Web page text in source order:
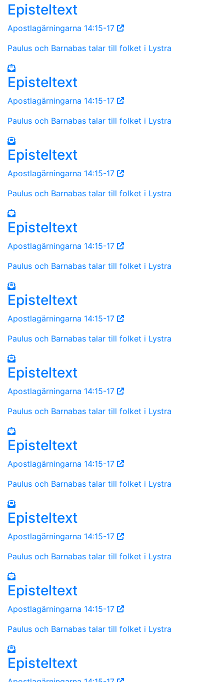
Episteltext
Apostlagärningarna 14:15-17
Paulus och Barnabas talar till folket i Lystra
Episteltext
Apostlagärningarna 14:15-17
Paulus och Barnabas talar till folket i Lystra
Episteltext
Apostlagärningarna 14:15-17
Paulus och Barnabas talar till folket i Lystra
Episteltext
Apostlagärningarna 14:15-17
Paulus och Barnabas talar till folket i Lystra
Episteltext
Apostlagärningarna 14:15-17
Paulus och Barnabas talar till folket i Lystra
Episteltext
Apostlagärningarna 14:15-17
Paulus och Barnabas talar till folket i Lystra
Episteltext
Apostlagärningarna 14:15-17
Paulus och Barnabas talar till folket i Lystra
Episteltext
Apostlagärningarna 14:15-17
Paulus och Barnabas talar till folket i Lystra
Episteltext
Apostlagärningarna 14:15-17
Paulus och Barnabas talar till folket i Lystra
Episteltext